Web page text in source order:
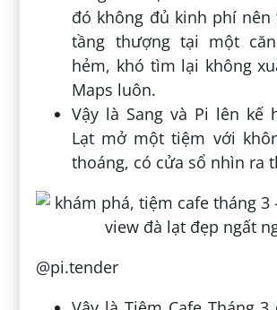
đó không đủ kinh phí
tầng thượng tại một
hẻm, khó tìm lại không
Maps luôn.
Vậy là Sang và Pi lên kế
Lạt mở một tiệm với
thoáng, có cửa sổ nhìn ra
@pi.tender